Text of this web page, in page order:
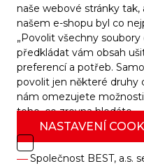
naše webové stránky tak,
našem e-shopu byl co
„Povolit všechny
předkládat vám obsah
preferencí a potřeb.
povolit jen některé druhy
nám omezujete
toho, co zrovna hledáte.
NASTAVENÍ
Společnost BEST, a.s.